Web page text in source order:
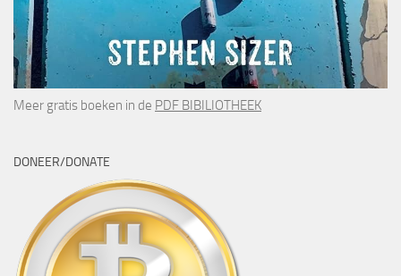
Meer gratis boeken in de PDF BIBILIOTHEEK
DONEER/DONATE